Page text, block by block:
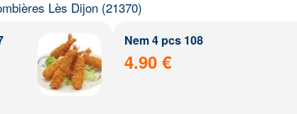
Lès Dijon (21370)
Nem 4 pcs 108
4.90 €